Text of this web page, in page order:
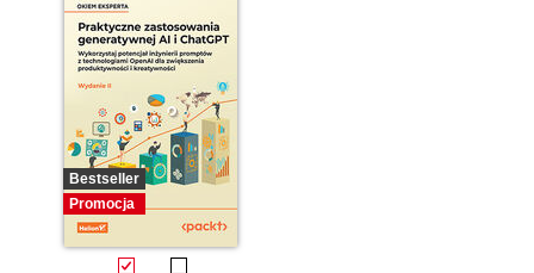
Bestseller
Promocja